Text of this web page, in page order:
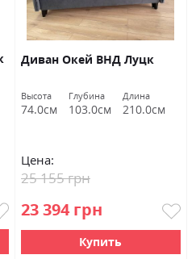
Диван Окей ВНД Луцк
Высота
74.0см
Глубина
103.0см
Длина
210.0см
Цена:
23 394 грн
25 155 грн
Купить